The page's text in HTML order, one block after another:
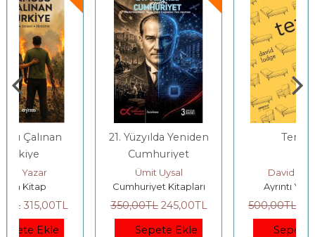
21. Yüzyılda Yeniden
Cumhuriyet Kitapları
350,00 ,00TL
Ayrıntı Yayınları
500,00 ,00TL